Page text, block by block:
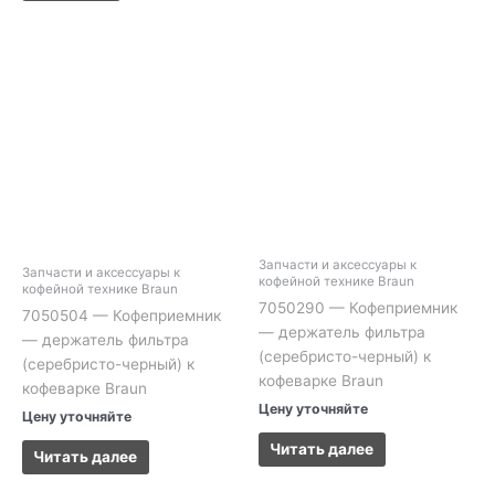
Запчасти и аксессуары к
кофейной технике Braun
7050504 — Кофеприемник
— держатель фильтра
(серебристо-черный) к
кофеварке Braun
Цену уточняйте
Читать далее
Запчасти и аксессуары к
кофейной технике Braun
7050290 — Кофеприемник
— держатель фильтра
(серебристо-черный) к
кофеварке Braun
Цену уточняйте
Читать далее